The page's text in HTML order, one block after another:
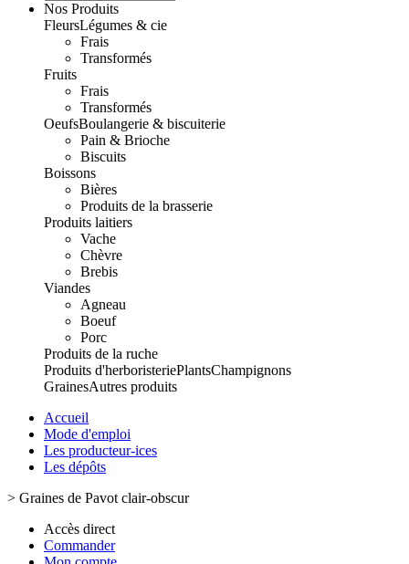
Nos Produits
FleursLégumes & cie
Frais
Transformés
Fruits
Frais
Transformés
OeufsBoulangerie & biscuiterie
Pain & Brioche
Biscuits
Boissons
Bières
Produits de la brasserie
Produits laitiers
Vache
Chèvre
Brebis
Viandes
Agneau
Boeuf
Porc
Produits de la ruche
Produits d'herboristeriePlantsChampignons
GrainesAutres produits
Accueil
Mode d'emploi
Les producteur-ices
Les dépôts
> Graines de Pavot clair-obscur
Accès direct
Commander